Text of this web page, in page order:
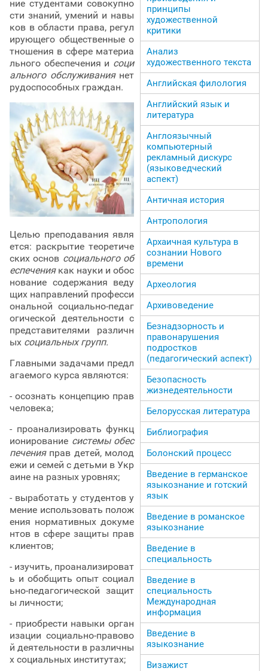
ние студентами совокупно
сти знаний, умений и навы
ков в области права, регул
ирующего общественные о
тношения в сфере материа
льного обеспечения и соци
ального обслуживаниянет
рудоспособных граждан.
Целью преподавания явля
ется: раскрытие теоретиче
ских основ социального об
еспечениякак науки и обос
нование содержания веду
щих направлений професси
ональной социально-педаг
огической деятельности с
представителями различн
ых социальных групп.
Главными задачами предл
агаемого курса являются:
- осознать концепцию прав
человека;
- проанализировать функц
ионирование системы обес
печенияправ детей, молод
ежи и семей с детьми в Укр
аине на разных уровнях;
- выработать у студентов у
мение использовать полож
ения нормативных докуме
нтов в сфере защиты прав
клиентов;
- изучить, проанализироват
ь и обобщить опыт социал
ьно-педагогической защит
ы личности;
- приобрести навыки орган
изации социально-правово
й деятельности в различны
х социальных институтах;
принципы
художественной
критики
Анализ
художественного текста
Английская филология
Английский язык и
литература
Англоязычный
компьютерный
рекламный дискурс
(языковедческий
аспект)
Античная история
Антропология
Архаичная культура в
сознании Нового
времени
Археология
Архивоведение
Безнадзорность и
правонарушения
подростков
(педагогический аспект)
Безопасность
жизнедеятельности
Белорусская литература
Библиография
Болонский процесс
Введение в германское
языкознание и готский
язык
Введение в романское
языкознание
Введение в
специальность
Введение в
специальность
Международная
информация
Введение в
языкознание
Визажист